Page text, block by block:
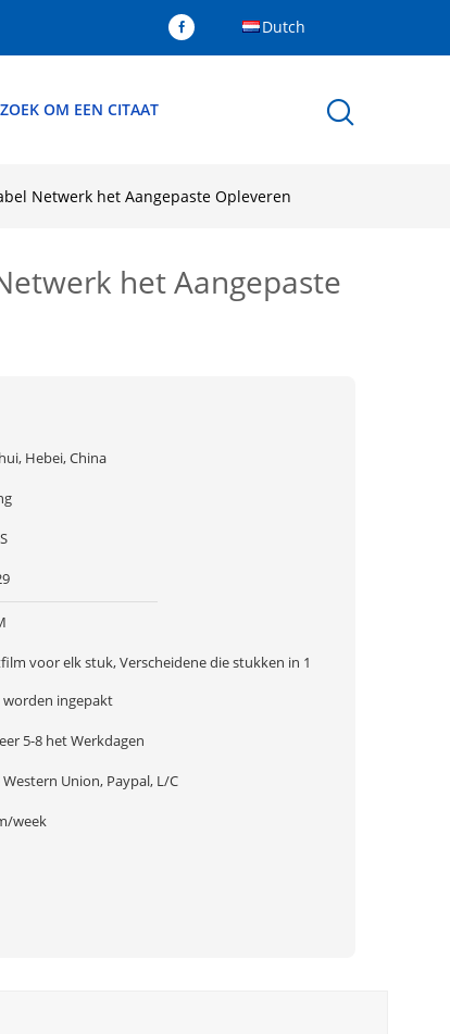
Dutch
OM EEN CITAAT
Netwerk het Aangepaste Opleveren
het Aangepaste
Hebei, China
voor elk stuk, Verscheidene die stukken in 1
ingepakt
5-8 het Werkdagen
Western Union, Paypal, L/C
week